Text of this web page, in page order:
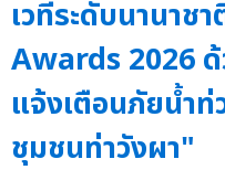
เวทีระดับนานาช
Awards 2026
แจ้งเตือนภัยน้ำ
ชุมชนท่าวังผา"